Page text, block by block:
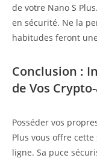
de votre Nano S
en sécurité. Ne la
habitudes feront
Conclusion :
de Vos
Posséder vos
Plus vous offre
ligne. Sa puce